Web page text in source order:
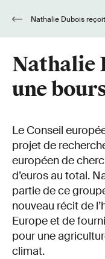
Nathalie
une
Le Conseil
projet de
européen de
d’euros au total.
partie de ce
nouveau récit de
Europe et de
pour une
climat.